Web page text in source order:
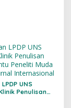
UNS
Penulisan